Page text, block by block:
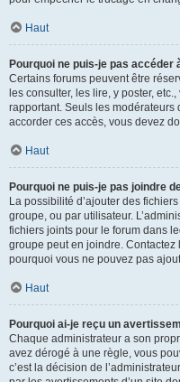
Haut
Pourquoi ne puis-je pas accéder
Certains forums peuvent être
les consulter, les lire, y poster,
rapportant. Seuls les
accorder ces accès, vous devez
Haut
Pourquoi ne puis-je pas joindre
La possibilité d’ajouter des
groupe, ou par utilisateur.
fichiers joints pour le forum dans
groupe peut en joindre. Contactez
pourquoi vous ne pouvez pas
Haut
Pourquoi ai-je reçu un
Chaque administrateur a son
avez dérogé à une règle, vous
c’est la décision de